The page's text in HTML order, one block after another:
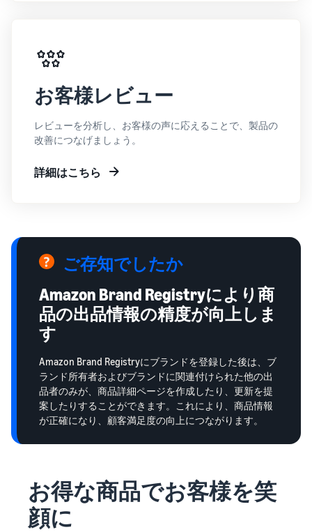
お客様レビュー
レビューを分析し、お客様の声に応えることで、製品の
改善につなげましょう。
詳細はこちら
ご存知でしたか
Amazon Brand Registryにより商
品の出品情報の精度が向上しま
す
Amazon Brand Registryにブランドを登録した後は、ブ
ランド所有者およびブランドに関連付けられた他の出
品者のみが、商品詳細ページを作成したり、更新を提
案したりすることができます。これにより、商品情報
が正確になり、顧客満足度の向上につながります。
お得な商品でお客様を笑
顔に